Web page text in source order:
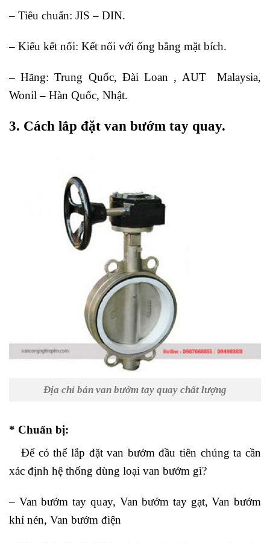
– Tiêu chuẩn: JIS – DIN.
– Kiểu kết nối: Kết nối với ống bằng mặt bích.
– Hãng: Trung Quốc, Đài Loan , AUT Malaysia,
Wonil – Hàn Quốc, Nhật.
3. Cách lắp đặt van bướm tay quay.
Địa chỉ bán van bướm tay quay chất lượng
* Chuẩn bị:
Để có thể lắp đặt van bướm đầu tiên chúng ta cần
xác định hệ thống dùng loại van bướm gì?
– Van bướm tay quay, Van bướm tay gạt, Van bướm
khí nén, Van bướm điện